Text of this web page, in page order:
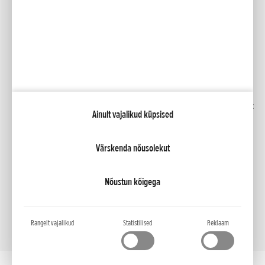
Ainult vajalikud küpsised
Värskenda nõusolekut
Nõustun kõigega
Rangelt vajalikud Statistilised Reklaam
Honda RoadSync
Privaatsustingimused ja küpsiste poliitika